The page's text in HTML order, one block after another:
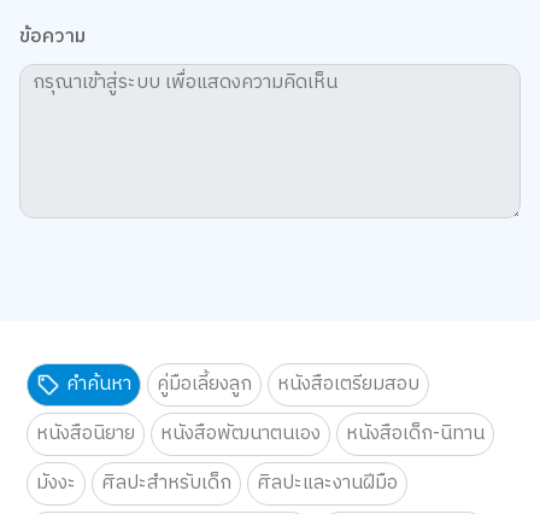
ข้อความ
คำค้นหา คู่มือเลี้ยงลูก
หนังสือเตรียมสอบ
หนังสือนิยาย
หนังสือพัฒนาตนเอง
หนังสือเด็ก-นิทาน
มังงะ
ศิลปะสำหรับเด็ก
ศิลปะและงานฝีมือ